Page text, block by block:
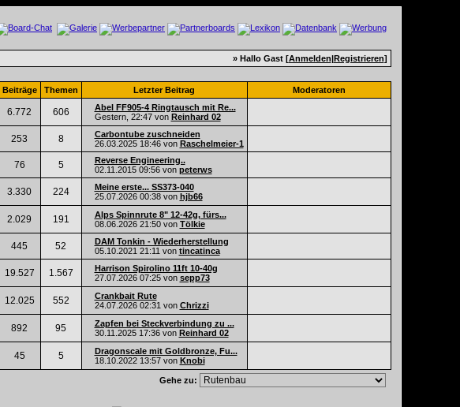
» Hallo Gast [Anmelden|Registrieren]
Beiträge Themen Letzter Beitrag Moderatoren
6.772 606
Abel FF905-4 Ringtausch mit Re...
Gestern, 22:47von Reinhard 02
253 8
Carbontube zuschneiden
26.03.2025 18:46von Raschelmeier-1
76 5
Reverse Engineering..
02.11.2015 09:56von peterws
3.330 224
Meine erste... SS373-040
25.07.2026 00:38von hjb66
2.029 191
Alps Spinnrute 8" 12-42g, fürs...
08.06.2026 21:50von Tölkie
445 52
DAM Tonkin - Wiederherstellung
05.10.2021 21:11 von tincatinca
19.527 1.567
Harrison Spirolino 11ft 10-40g
27.07.2026 07:25von sepp73
12.025 552
Crankbait Rute
24.07.2026 02:31 von Chrizzi
892 95
Zapfen bei Steckverbindung zu ...
30.11.2025 17:36von Reinhard 02
45 5
Dragonscale mit Goldbronze, Fu...
18.10.2022 13:57von Knobi
Gehe zu: